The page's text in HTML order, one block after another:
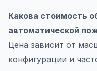
Какова стоимость
автоматической
Цена зависит от
конфигурации и